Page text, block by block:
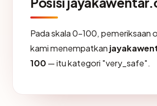
Pada skala 0-100, pemeriksaan
kami menempatkan
100 — itu kategori "very_safe".